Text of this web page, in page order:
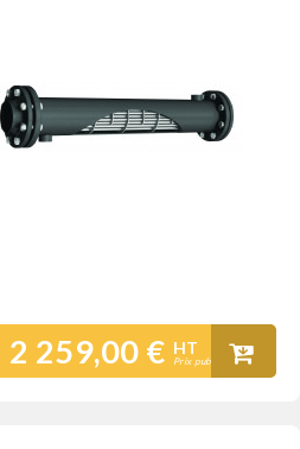
2 259,00 € HT
Prix public